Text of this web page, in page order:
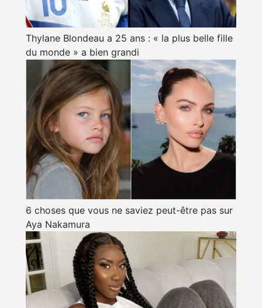
Thylane Blondeau a 25 ans : « la plus belle fille
du monde » a bien grandi
6 choses que vous ne saviez peut-être pas sur
Aya Nakamura